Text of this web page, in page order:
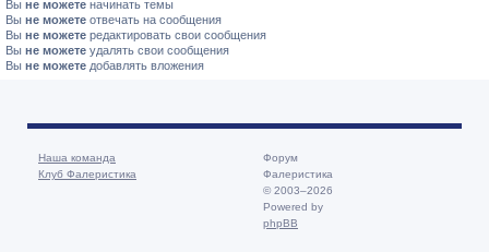
Вы не можете начинать темы
Вы не можете отвечать на сообщения
Вы не можете редактировать свои сообщения
Вы не можете удалять свои сообщения
Вы не можете добавлять вложения
Наша команда
Клуб Фалеристика
Форум
Фалеристика
© 2003–2026
Powered by
phpBB